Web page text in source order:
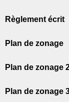
Règlement écrit
Plan de zonage
Plan de zonage
Plan de zonage